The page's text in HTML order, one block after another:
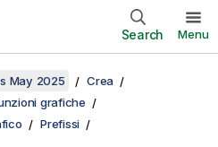
Search Menu
May 2025
Crea
grafiche
Prefissi